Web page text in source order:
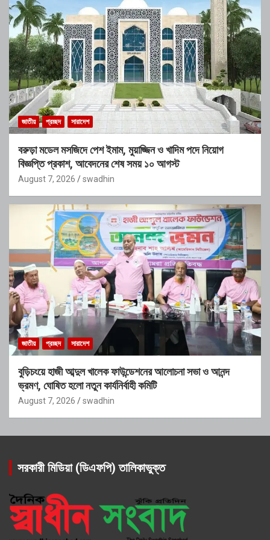
জাতীয় প্রচ্ছদ সারাদেশ
বরুড়া মডেল মসজিদে পেশ ইমাম, মুয়াজ্জিন ও খাদিম পদে নিয়োগ
বিজ্ঞপ্তি প্রকাশ, আবেদনের শেষ সময় ১০ আগস্ট
August 7, 2026 swadhin
জাতীয় প্রচ্ছদ সারাদেশ
বুড়িচংয়ে হাজী আব্দুল খালেক ফাউন্ডেশনের আলোচনা সভা ও আনন্দ
ভ্রমণ, ঘোষিত হলো নতুন কার্যনির্বাহী কমিটি
August 7, 2026 swadhin
সরকারী মিডিয়া (ডিএফপি) তালিকাভুক্ত